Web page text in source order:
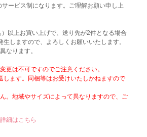
ービス制になります。ご理解お願い申し上
以上お買い上げで、送り先が2件となる場合
しますので、よろしくお願いいたします。
なります。
更は不可ですのでご注意ください。
ます。同梱等はお受けいたしかねますので
。地域やサイズによって異なりますので、ご
細はこちら